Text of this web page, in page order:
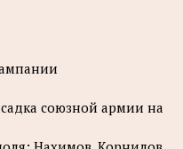
союзной армии на